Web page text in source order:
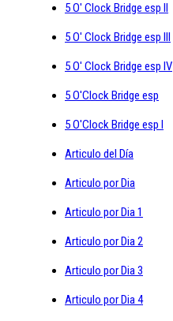
5 O' Clock Bridge esp II
5 O' Clock Bridge esp III
5 O' Clock Bridge esp IV
5 O'Clock Bridge esp
5 O'Clock Bridge esp I
Articulo del Día
Articulo por Dia
Articulo por Dia 1
Articulo por Dia 2
Articulo por Dia 3
Articulo por Dia 4